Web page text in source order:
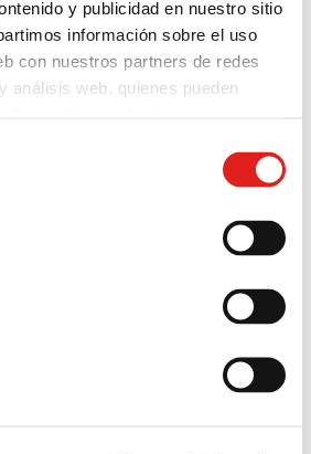
y publicidad en nuestro sitio
información sobre el uso
con nuestros partners de redes
análisis web, quienes pueden
servicios.
crítica